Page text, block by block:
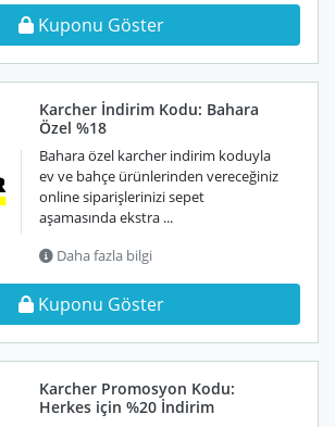
Kuponu Göster
Karcher İndirim Kodu: Bahara
Özel %18
Bahara özel karcher indirim koduyla
ev ve bahçe ürünlerinden vereceğiniz
online siparişlerinizi sepet
aşamasında ekstra ...
Daha fazla bilgi
Kuponu Göster
Karcher Promosyon Kodu:
Herkes için %20 İndirim